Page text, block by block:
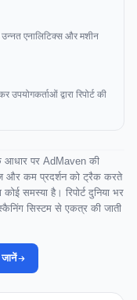
एनालिटिक्स और मशीन
द्वारा रिपोर्ट की
के आधार पर AdMaven की
और कम प्रदर्शन को ट्रैक करते
समस्या है। रिपोर्ट दुनिया भर
सिस्टम से एकत्र की जाती